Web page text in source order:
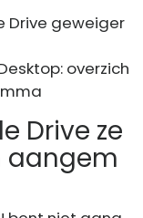
Drive geweiger
overzich
Drive ze
aangem